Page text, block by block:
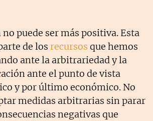
puede ser más positiva. Esta
de los recursos que hemos
ante la arbitrariedad y la
ante el punto de vista
y por último económico. No
medidas arbitrarias sin parar
negativas que